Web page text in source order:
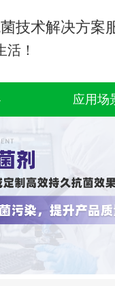
技术解决方案
活！
应用场